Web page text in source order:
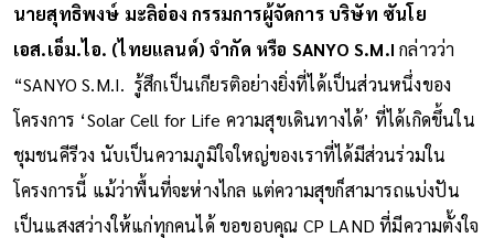
นายสุทธิพงษ์ มะลิอ่อง กรรมการผู้จัดการ บริษัท ซันโย
เอส.เอ็ม.ไอ. (ไทยแลนด์) จำกัด หรือ SANYO S.M.Iกล่าวว่า
“SANYO S.M.I. รู้สึกเป็นเกียรติอย่างยิ่งที่ได้เป็นส่วนหนึ่งของ
โครงการ ‘Solar Cell for Life ความสุขเดินทางได้’ ที่ได้เกิดขึ้นใน
ชุมชนคีรีวง นับเป็นความภูมิใจใหญ่ของเราที่ได้มีส่วนร่วมใน
โครงการนี้ แม้ว่าพื้นที่จะห่างไกล แต่ความสุขก็สามารถแบ่งปัน
เป็นแสงสว่างให้แก่ทุกคนได้ ขอขอบคุณ CP LAND ที่มีความตั้งใจ